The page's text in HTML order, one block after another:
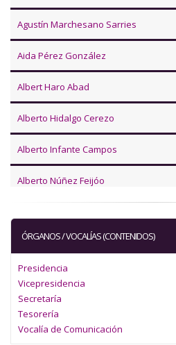
Agustín Marchesano Sarries
Aida Pérez González
Albert Haro Abad
Alberto Hidalgo Cerezo
Alberto Infante Campos
Alberto Núñez Feijóo
Alejandra Boto Álvarez
Alejandro Marín Mora
Alessandra Pica
Àlex Rancaño Díaz
ÓRGANOS / VOCALÍAS (CONTENIDOS)
Presidencia
Vicepresidencia
Secretaría
Tesorería
Vocalía de Comunicación